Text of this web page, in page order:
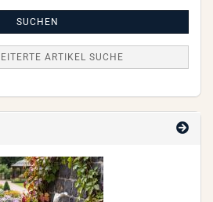
SUCHEN
ARTIKEL SUCHE